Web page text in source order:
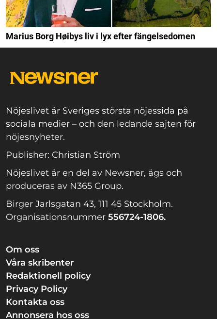
Marius Borg Høibys liv i lyx efter fängelsedomen
Nöjeslivet är Sveriges största nöjessida på
sociala medier – och den ledande sajten för
nöjesnyheter.
Publisher: Christian Ström
Nöjeslivet är en del av Newsner, ägs och
produceras av N365 Group.
Birger Jarlsgatan 43, 111 45 Stockholm.
Organisationsnummer 556724-1806.
Om oss
Våra skribenter
Redaktionell policy
Privacy Policy
Kontakta oss
Annonsera hos oss